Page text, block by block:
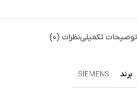
توضیحات تکمیلینظرات (0)
برند SIEMENS